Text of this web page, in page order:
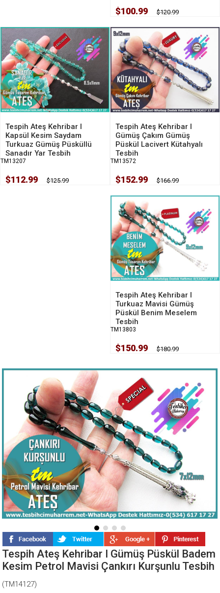
$100.99 $120.99
Tespih Ateş Kehribar I
Kapsül Kesim Saydam
Turkuaz Gümüş Püsküllü
Sanadır Yar Tesbih
TM13207
$112.99 $125.99
Tespih Ateş Kehribar I
Gümüş Çakım Gümüş
Püskül Lacivert Kütahyalı
Tesbih
TM13572
$152.99 $166.99
Tespih Ateş Kehribar l
Turkuaz Mavisi Gümüş
Püskül Benim Meselem
Tesbih
TM13803
$150.99 $180.99
Tespih Ateş Kehribar I Gümüş Püskül Badem
Kesim Petrol Mavisi Çankırı Kurşunlu Tesbih
(TM14127)